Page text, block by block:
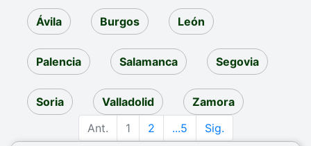
Ávila Burgos León
Palencia Salamanca Segovia
Soria Valladolid
Zamora
Ant.
1 2 ...5 Sig.